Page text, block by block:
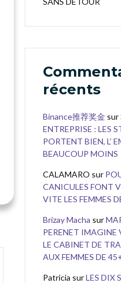
récents
Binance推荐奖金 sur
ENTREPRISE : LES
PORTENT BIEN, L’
BEAUCOUP MOINS
CALAMARO sur
CANICULES FONT
VITE LES FEMMES
Brizay Macha sur
PERENET
LE CABINET DE
AUX FEMMES DE
Patricia surLES DIX